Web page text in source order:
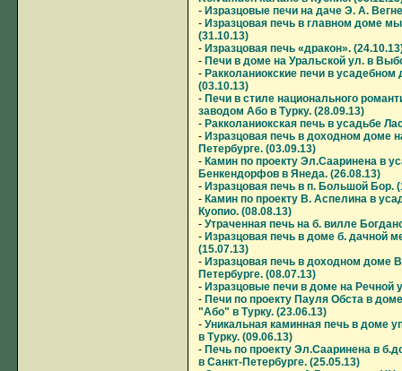
- Изразцовые печи на даче Э. А.
- Изразцовая печь в главном доме
(31.10.13)
- Изразцовая печь «дракон».
- Печи в доме на Уральской ул. в
- Ракколаниокские печи в
(03.10.13)
- Печи в стиле национального
заводом Або в Турку. (28.09.13)
- Ракколаниокская печь в усадьбе
- Изразцовая печь в доходном доме
Петербурге. (03.09.13)
- Камин по проекту Эл.Сааринена в
Бенкендорфов в Янеда. (26.08.13)
- Изразцовая печь в п. Большой Бор.
- Камин по проекту В. Аспелина в
Куопио. (08.08.13)
- Утраченная печь на б. вилле
- Изразцовая печь в доме б. дачной
(15.07.13)
- Изразцовая печь в доходном доме
Петербурге. (08.07.13)
- Изразцовые печи в доме на Речной
- Печи по проекту Пауля Обста в
"Або" в Турку. (23.06.13)
- Уникальная каминная печь в доме
в Турку. (09.06.13)
- Печь по проекту Эл.Сааринена в
в Санкт-Петербурге. (25.05.13)